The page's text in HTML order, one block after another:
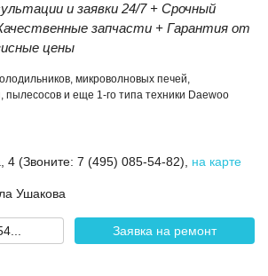
и заявки 24/7 + Срочный
запчасти + Гарантия от
цены
микроволновых печей,
и еще 1-го типа техники Daewoo
4 (Звoнитe: 7 (495) 085-54-82) на карте
Ушакова
Заявка на ремонт